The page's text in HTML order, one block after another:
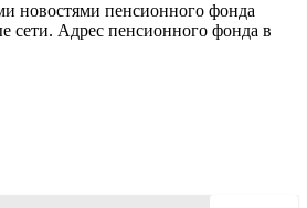
новостями пенсионного фонда
сети. Адрес пенсионного фонда в